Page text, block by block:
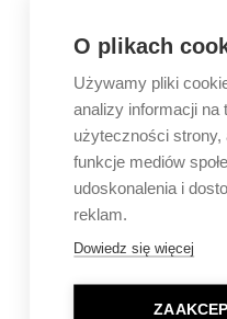
O plikach
Używamy pliki
analizy informacji na
użyteczności strony,
funkcje mediów
udoskonalenia i
reklam.
Dowiedz się więcej